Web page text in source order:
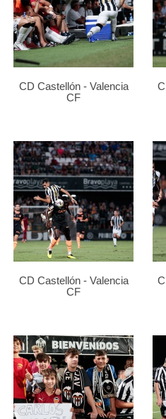
CD Castellón - Valencia
CF
CD Castellón - Valencia
CF